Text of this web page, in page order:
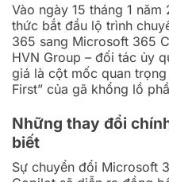
Vào ngày 15 tháng 1
thức bắt đầu lộ trình
365 sang Microsoft 365
HVN Group – đối tác ủy
giá là cột mốc quan
First” của gã khổng lồ
Những thay đổi
biết
Sự chuyển đổi Microsoft